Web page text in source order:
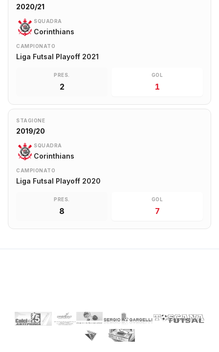
2020/21
SQUADRA
Corinthians
CAMPIONATO
Liga Futsal Playoff 2021
PRES.
2
GOL
1
STAGIONE
2019/20
SQUADRA
Corinthians
CAMPIONATO
Liga Futsal Playoff 2020
PRES.
8
GOL
7